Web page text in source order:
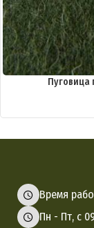
Пуговица
Время
Пн - Пт, с